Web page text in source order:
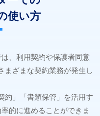
使い方
、利用契約や保護者同意
まざまな契約業務が発生し
約」「書類保管」を活用す
的に進めることができま